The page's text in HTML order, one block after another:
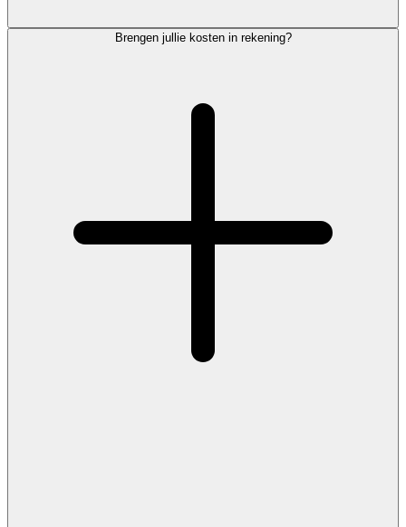
Brengen jullie kosten in rekening?